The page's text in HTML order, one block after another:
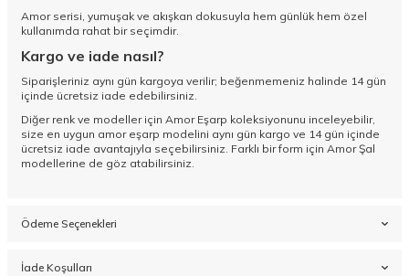
Amor serisi, yumuşak ve akışkan dokusuyla hem günlük hem özel
kullanımda rahat bir seçimdir.
Kargo ve iade nasıl?
Siparişleriniz aynı gün kargoya verilir; beğenmemeniz halinde 14 gün
içinde ücretsiz iade edebilirsiniz.
Diğer renk ve modeller için Amor Eşarp koleksiyonunu inceleyebilir,
size en uygun amor eşarp modelini aynı gün kargo ve 14 gün içinde
ücretsiz iade avantajıyla seçebilirsiniz. Farklı bir form için Amor Şal
modellerine de göz atabilirsiniz.
Ödeme Seçenekleri
İade Koşulları